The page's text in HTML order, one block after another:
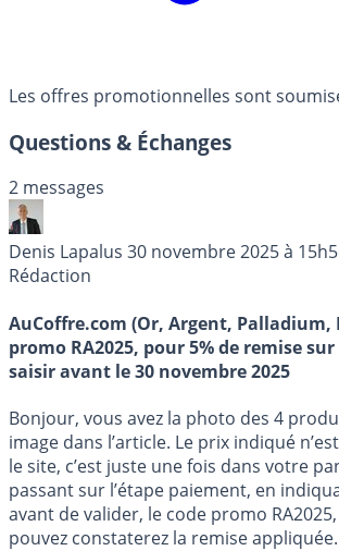
Les offres promotionnelles sont
Questions & Échanges
2 messages
Denis Lapalus 30 novembre 2025 à
Rédaction
AuCoffre.com (Or, Argent, Palladium,
promo RA2025, pour 5% de remise
saisir avant le 30 novembre 2025
Bonjour, vous avez la photo des 4
image dans l’article. Le prix indiqué
le site, c’est juste une fois dans votre
passant sur l’étape paiement, en
avant de valider, le code promo
pouvez constaterez la remise